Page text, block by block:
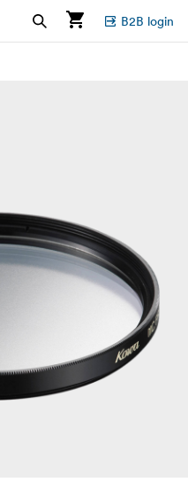
B2B login